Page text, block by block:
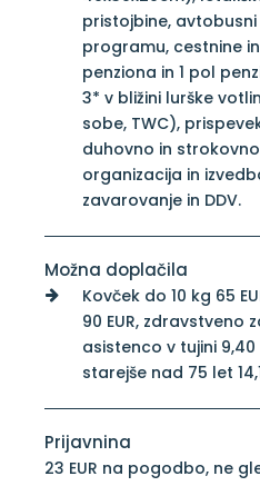
pristojbine,
programu, cestnine
penziona in 1 pol
3* v bližini lurške
sobe, TWC),
duhovno in
organizacija in
zavarovanje in DDV.
Možna doplačila
Kovček do 10 kg 65
90 EUR, zdravstveno
asistenco v tujini 9,40
starejše nad 75 let
Prijavnina
23 EUR na pogodbo, ne